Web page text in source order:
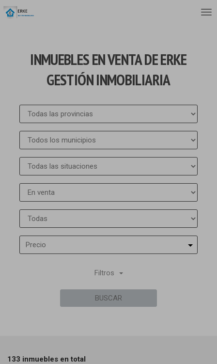
INMUEBLES EN VENTA DE ERKE
GESTIÓN INMOBILIARIA
Precio
Filtros
BUSCAR
133 inmuebles en total